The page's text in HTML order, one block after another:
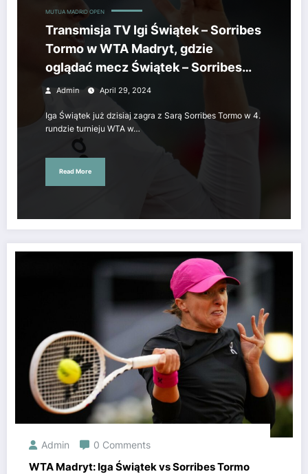
MUTUA MADRID OPEN
Transmisja TV Igi Świątek – Sorribes
Tormo w WTA Madryt, gdzie
oglądać mecz Świątek – Sorribes
Tormo STREAM ONLINE LIVE
29.04.2024.
Admin April 29, 2024
Iga Świątek już dzisiaj zagra z Sarą Sorribes Tormo w 4.
rundzie turnieju WTA w…
Read More
Admin 0 Comments
WTA Madryt: Iga Świątek vs Sorribes Tormo